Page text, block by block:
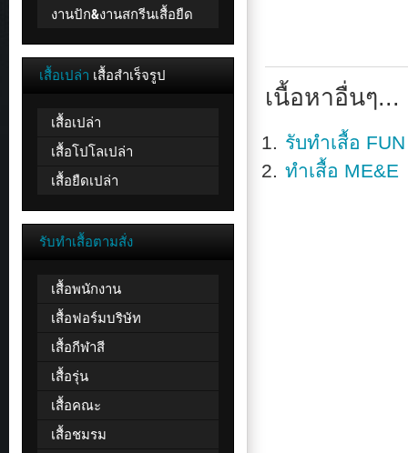
เนื้อหาอื่นๆ...
รับทำเสื้อ
ทำเสื้อ ME&E
งานปัก&งานสกรีนเสื้อยืด
เสื้อเปล่า เสื้อสำเร็จรูป
เสื้อเปล่า
เสื้อโปโลเปล่า
เสื้อยืดเปล่า
รับทำเสื้อตามสั่ง
เสื้อพนักงาน
เสื้อฟอร์มบริษัท
เสื้อกีฬาสี
เสื้อรุ่น
เสื้อคณะ
เสื้อชมรม